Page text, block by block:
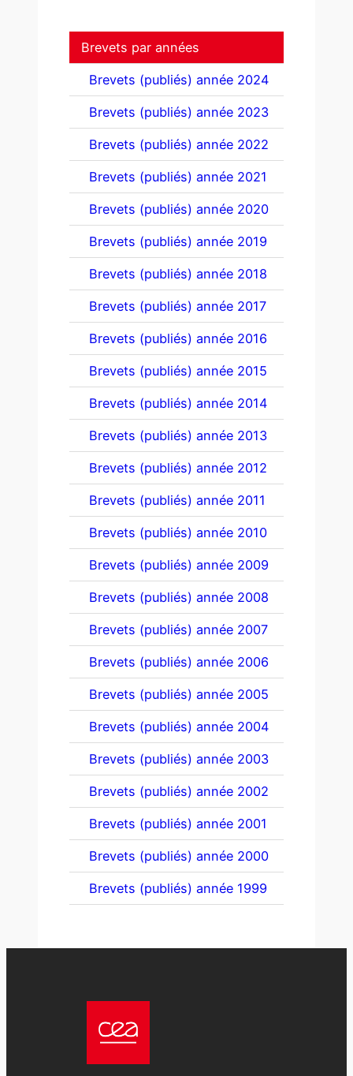
Brevets par années
Brevets (publiés) année 2024
Brevets (publiés) année 2023
Brevets (publiés) année 2022
Brevets (publiés) année 2021
Brevets (publiés) année 2020
Brevets (publiés) année 2019
Brevets (publiés) année 2018
Brevets (publiés) année 2017
Brevets (publiés) année 2016
Brevets (publiés) année 2015
Brevets (publiés) année 2014
Brevets (publiés) année 2013
Brevets (publiés) année 2012
Brevets (publiés) année 2011
Brevets (publiés) année 2010
Brevets (publiés) année 2009
Brevets (publiés) année 2008
Brevets (publiés) année 2007
Brevets (publiés) année 2006
Brevets (publiés) année 2005
Brevets (publiés) année 2004
Brevets (publiés) année 2003
Brevets (publiés) année 2002
Brevets (publiés) année 2001
Brevets (publiés) année 2000
Brevets (publiés) année 1999